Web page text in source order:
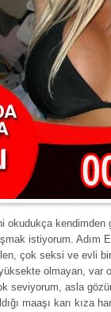
okudukça kendimden
istiyorum. Adım
çok seksi ve evli
olmayan, var
seviyorum, asla
maaşı karı kıza